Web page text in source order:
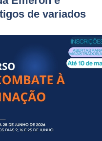
de variados